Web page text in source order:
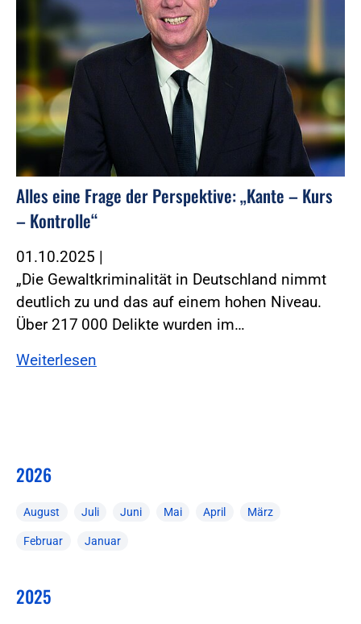
Alles eine Frage der Perspektive: „Kante – Kurs
– Kontrolle“
01.10.2025 |
„Die Gewaltkriminalität in Deutschland nimmt
deutlich zu und das auf einem hohen Niveau.
Über 217 000 Delikte wurden im…
Weiterlesen
2026
August Juli Juni Mai April März
Februar Januar
2025